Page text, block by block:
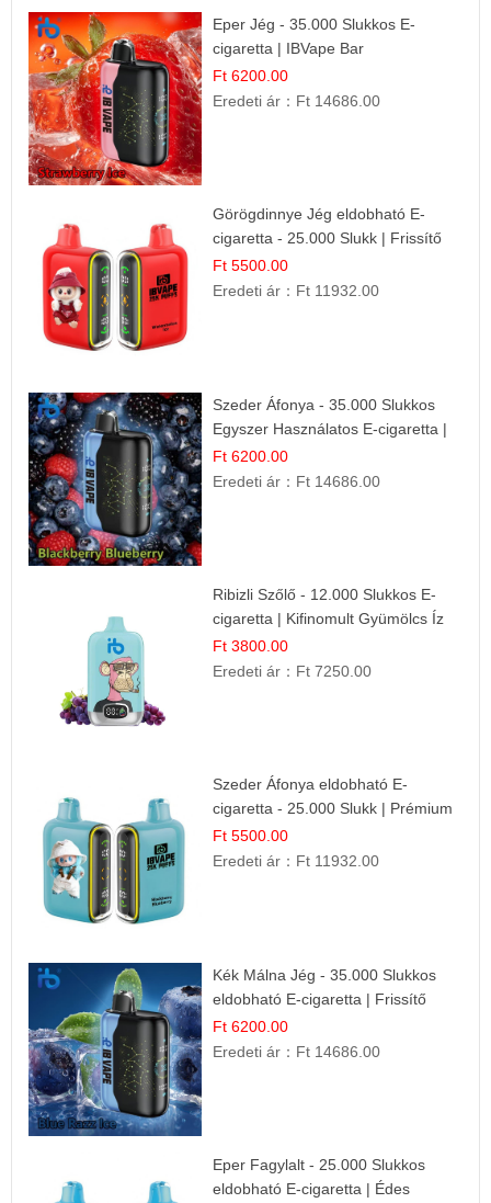
Eper Jég - 35.000 Slukkos E-
cigaretta | IBVape Bar
Ft 6200.00
Eredeti ár： Ft 14686.00
Görögdinnye Jég eldobható E-
cigaretta - 25.000 Slukk | Frissítő
Nyári Íz
Ft 5500.00
Eredeti ár： Ft 11932.00
Szeder Áfonya - 35.000 Slukkos
Egyszer Használatos E-cigaretta |
Prémium Ízélmény
Ft 6200.00
Eredeti ár： Ft 14686.00
Ribizli Szőlő - 12.000 Slukkos E-
cigaretta | Kifinomult Gyümölcs Íz
Ft 3800.00
Eredeti ár： Ft 7250.00
Szeder Áfonya eldobható E-
cigaretta - 25.000 Slukk | Prémium
Gyümölcs Íz
Ft 5500.00
Eredeti ár： Ft 11932.00
Kék Málna Jég - 35.000 Slukkos
eldobható E-cigaretta | Frissítő
Ízélmény
Ft 6200.00
Eredeti ár： Ft 14686.00
Eper Fagylalt - 25.000 Slukkos
eldobható E-cigaretta | Édes